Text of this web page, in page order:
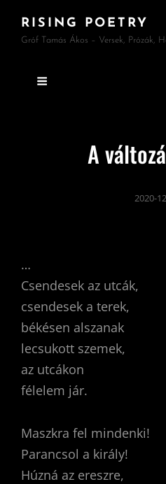
RISING POETRY
Gróf Tamás Ákos – Versek, Prózák,
A
2020-
…
Csendesek az utcák,
csendesek a terek,
békésen alszanak
lecsukott szemek,
az utcákon
félelem jár.
Maszkra fel mindenki!
Parancsol a király!
Húzná az ereszre,